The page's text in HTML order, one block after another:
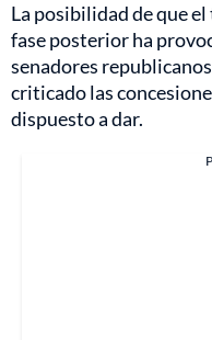
La posibilidad de que
fase posterior ha
senadores
criticado las
dispuesto a dar.